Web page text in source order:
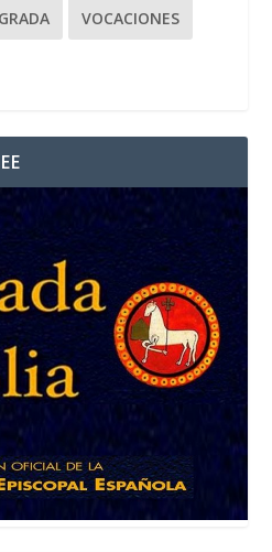
VOCACIONES